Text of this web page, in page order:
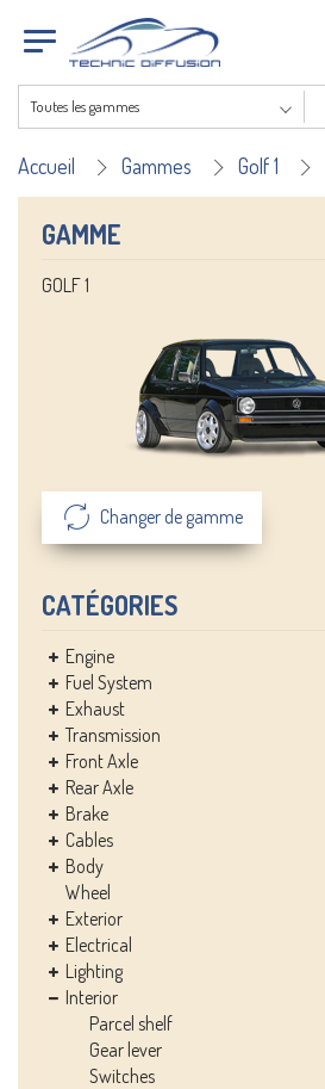
Toutes les gammes
Accueil Gammes Golf 1
GAMME
GOLF 1
Changer de gamme
CATÉGORIES
Engine
Fuel System
Exhaust
Transmission
Front Axle
Rear Axle
Brake
Cables
Body
Wheel
Exterior
Electrical
Lighting
Interior
Parcel shelf
Gear lever
Switches